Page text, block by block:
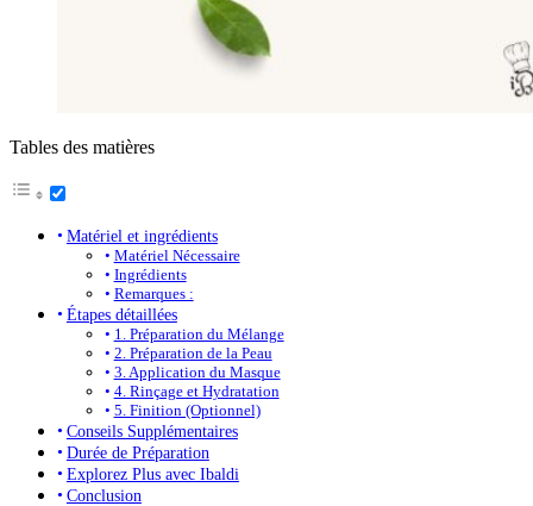
Tables des matières
Matériel et ingrédients
Matériel Nécessaire
Ingrédients
Remarques :
Étapes détaillées
1. Préparation du Mélange
2. Préparation de la Peau
3. Application du Masque
4. Rinçage et Hydratation
5. Finition (Optionnel)
Conseils Supplémentaires
Durée de Préparation
Explorez Plus avec Ibaldi
Conclusion